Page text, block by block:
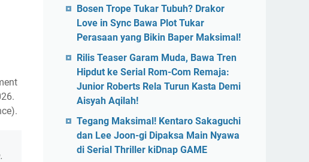
Bosen Trope Tukar Tubuh? Drakor
Love in Sync Bawa Plot Tukar
Perasaan yang Bikin Baper Maksimal!
Rilis Teaser Garam Muda, Bawa Tren
Hipdut ke Serial Rom-Com Remaja:
Junior Roberts Rela Turun Kasta Demi
Aisyah Aqilah!
Tegang Maksimal! Kentaro Sakaguchi
dan Lee Joon-gi Dipaksa Main Nyawa
di Serial Thriller kiDnap GAME